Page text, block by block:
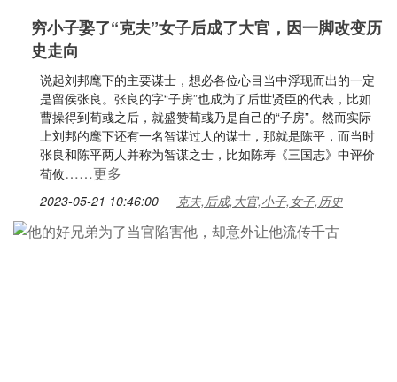
穷小子娶了“克夫”女子后成了大官，因一脚改变历
史走向
说起刘邦麾下的主要谋士，想必各位心目当中浮现而出的一定
是留侯张良。张良的字“子房”也成为了后世贤臣的代表，比如
曹操得到荀彧之后，就盛赞荀彧乃是自己的“子房”。然而实际
上刘邦的麾下还有一名智谋过人的谋士，那就是陈平，而当时
张良和陈平两人并称为智谋之士，比如陈寿《三国志》中评价
荀攸……更多
2023-05-21 10:46:00 克夫,后成,大官,小子,女子,历史